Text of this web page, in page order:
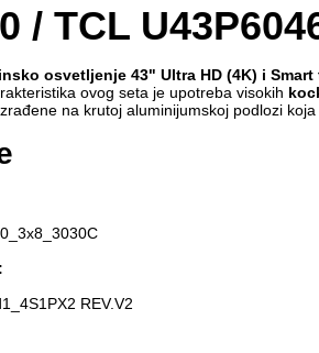
/ TCL
osvetljenje 43" Ultra HD (4K) i
ovog seta je upotreba visokih
na krutoj aluminijumskoj podlozi
REV.V2